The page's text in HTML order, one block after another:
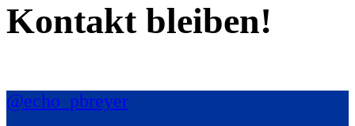
Kontakt bleiben!
@echo_pbreyer